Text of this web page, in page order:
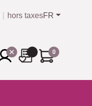
hors taxesFR
0